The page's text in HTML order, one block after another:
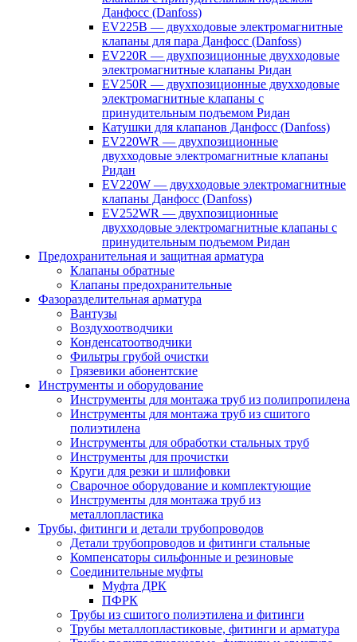
Данфосс (Danfoss)
EV225B — двухходовые электромагнитные
клапаны для пара Данфосс (Danfoss)
EV220R — двухпозиционные двухходовые
электромагнитные клапаны Ридан
EV250R — двухпозиционные двухходовые
электромагнитные клапаны с
принудительным подъемом Ридан
Катушки для клапанов Данфосс (Danfoss)
EV220WR — двухпозиционные
двухходовые электромагнитные клапаны
Ридан
EV220W — двухходовые электромагнитные
клапаны Данфосс (Danfoss)
EV252WR — двухпозиционные
двухходовые электромагнитные клапаны с
принудительным подъемом Ридан
Предохранительная и защитная арматура
Клапаны обратные
Клапаны предохранительные
Фазоразделительная арматура
Вантузы
Воздухоотводчики
Конденсатоотводчики
Фильтры грубой очистки
Грязевики абонентские
Инструменты и оборудование
Инструменты для монтажа труб из полипропилена
Инструменты для монтажа труб из сшитого
полиэтилена
Инструменты для обработки стальных труб
Инструменты для прочистки
Круги для резки и шлифовки
Сварочное оборудование и комплектующие
Инструменты для монтажа труб из
металлопластика
Трубы, фитинги и детали трубопроводов
Детали трубопроводов и фитинги стальные
Компенсаторы сильфонные и резиновые
Соединительные муфты
Муфта ДРК
ПФРК
Трубы из сшитого полиэтилена и фитинги
Трубы металлопластиковые, фитинги и арматура